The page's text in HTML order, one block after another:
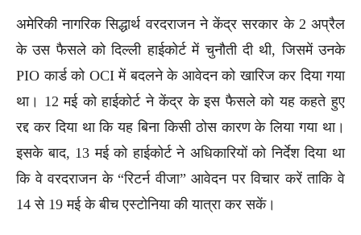
अमेरिकी नागरिक सिद्धार्थ वरदराजन ने केंद्र सरकार के 2 अप्रैल
के उस फैसले को दिल्ली हाईकोर्ट में चुनौती दी थी, जिसमें उनके
PIO कार्ड को OCI में बदलने के आवेदन को खारिज कर दिया गया
था। 12 मई को हाईकोर्ट ने केंद्र के इस फैसले को यह कहते हुए
रद्द कर दिया था कि यह बिना किसी ठोस कारण के लिया गया था।
इसके बाद, 13 मई को हाईकोर्ट ने अधिकारियों को निर्देश दिया था
कि वे वरदराजन के “रिटर्न वीजा” आवेदन पर विचार करें ताकि वे
14 से 19 मई के बीच एस्टोनिया की यात्रा कर सकें।